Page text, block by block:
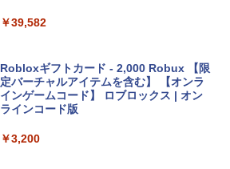
ンケース Dell NEC Lavie ASUS HP dyna
￥2,952
Apple 2026 MacBook Air M5チップ搭載
igence、13.6インチLiquid Retinaディ
￥39,582
Robloxギフトカード - 2,000 Robux 【限
定バーチャルアイテムを含む】 【オンラ
インゲームコード】 ロブロックス | オン
ラインコード版
￥3,200